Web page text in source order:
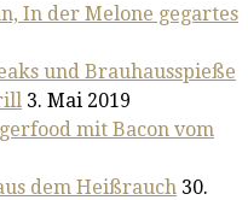
In der Melone gegartes
und Brauhausspieße
3. Mai 2019
mit Bacon vom
dem Heißrauch 30.